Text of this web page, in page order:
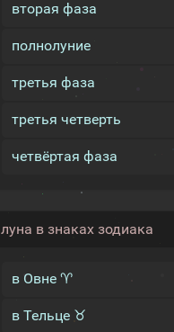
вторая фаза
полнолуние
третья фаза
третья четверть
четвёртая фаза
луна в знаках зодиака
в Овне ♈
в Тельце ♉